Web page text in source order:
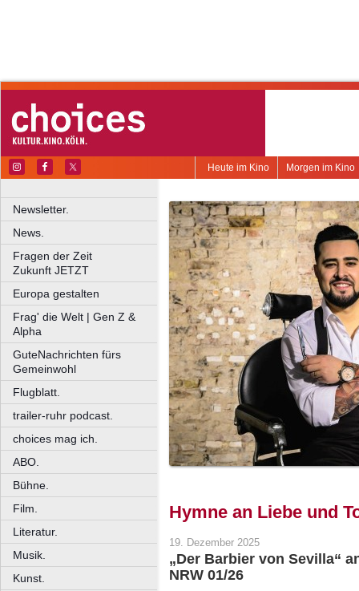
Morgen im Kino
Heute im Kino
Newsletter.
News.
Fragen der Zeit
Zukunft JETZT
Europa gestalten
Frag' die Welt | Gen Z &
Alpha
GuteNachrichten fürs
Gemeinwohl
Flugblatt.
trailer-ruhr podcast.
choices mag ich.
ABO.
Bühne.
Film.
Literatur.
Musik.
Kunst.
Hymne an Liebe und
19. Dezember 2025
„Der Barbier von Sevilla“
NRW 01/26